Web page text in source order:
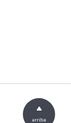
arriba